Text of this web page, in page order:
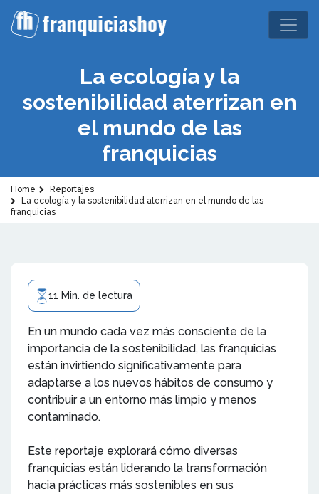
La ecología y la
sostenibilidad aterrizan en
el mundo de las
franquicias
Home
Reportajes
La ecología y la sostenibilidad aterrizan en el mundo de las
franquicias
11 Min. de lectura
En un mundo cada vez más consciente de la
importancia de la sostenibilidad, las franquicias
están invirtiendo significativamente para
adaptarse a los nuevos hábitos de consumo y
contribuir a un entorno más limpio y menos
contaminado.
Este reportaje explorará cómo diversas
franquicias están liderando la transformación
hacia prácticas más sostenibles en sus